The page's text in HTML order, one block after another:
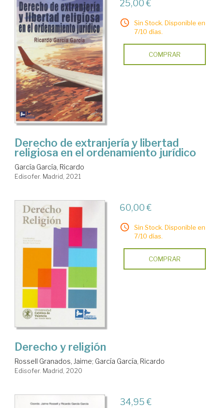
25,00 €
Sin Stock. Disponible en
7/10 días.
COMPRAR
Derecho de extranjería y libertad
religiosa en el ordenamiento jurídico
García García, Ricardo
Edisofer. Madrid, 2021
60,00 €
Sin Stock. Disponible en
7/10 días.
COMPRAR
Derecho y religión
Rossell Granados, Jaime; García García, Ricardo
Edisofer. Madrid, 2020
34,95 €